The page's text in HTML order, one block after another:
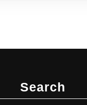
Search